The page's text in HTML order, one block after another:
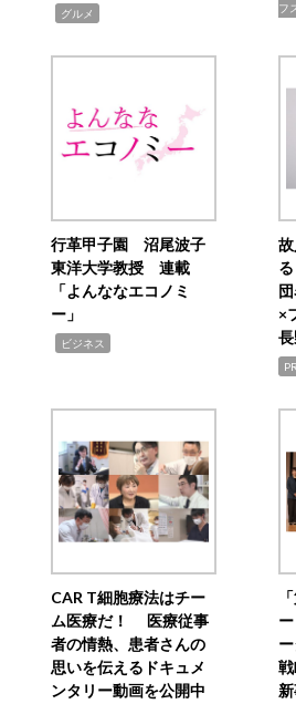
グルメ
フ
行革甲子園 沼尾波子
東洋大学教授 連載
「よんななエコノミ
ー」
ビジネス
×
PR
CAR T細胞療法はチー
ム医療だ！ 医療従事
者の情熱、患者さんの
思いを伝えるドキュメ
ンタリー動画を公開中